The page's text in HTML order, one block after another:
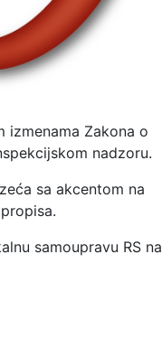
izmenama Zakona o
nadzoru.
sa akcentom na
samoupravu RS na